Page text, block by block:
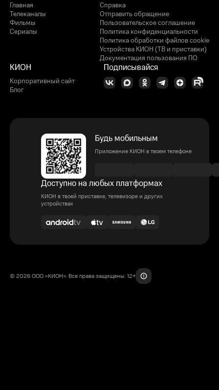
Главная
Телеканалы
Фильмы
Сериалы
Справка
Отправить обращение
Пользовательское соглашение
Политика конфиденциальности
Политика обработки файлов cookie
Устройства КИОН (ТВ и приставки)
Документация пользования ПО
КИОН
Корпоративный сайт
Блог
Подписывайся
Будь мобильным
Приложение КИОН в твоем телефоне
Доступно на любых платформах
КИОН в твоей приставке, телевизоре и других
устройствах
© 2026 ООО «КИОН». Все права защищены. 12+